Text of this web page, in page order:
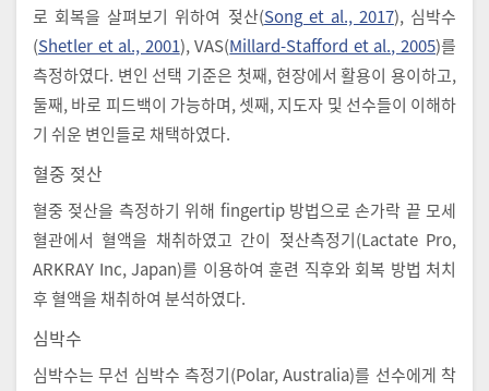
로 회복을 살펴보기 위하여 젖산(Song et al., 2017), 심박수
(Shetler et al., 2001), VAS(Millard-Stafford et al., 2005)를
측정하였다. 변인 선택 기준은 첫째, 현장에서 활용이 용이하고,
둘째, 바로 피드백이 가능하며, 셋째, 지도자 및 선수들이 이해하
기 쉬운 변인들로 채택하였다.
혈중 젖산
혈중 젖산을 측정하기 위해 fingertip 방법으로 손가락 끝 모세
혈관에서 혈액을 채취하였고 간이 젖산측정기(Lactate Pro,
ARKRAY Inc, Japan)를 이용하여 훈련 직후와 회복 방법 처치
후 혈액을 채취하여 분석하였다.
심박수
심박수는 무선 심박수 측정기(Polar, Australia)를 선수에게 착